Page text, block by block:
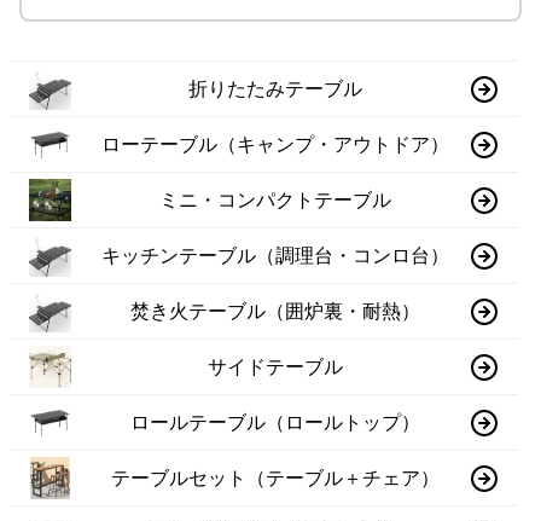
折りたたみテーブル
ローテーブル（キャンプ・アウトドア）
ミニ・コンパクトテーブル
キッチンテーブル（調理台・コンロ台）
焚き火テーブル（囲炉裏・耐熱）
サイドテーブル
ロールテーブル（ロールトップ）
テーブルセット（テーブル＋チェア）